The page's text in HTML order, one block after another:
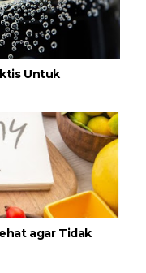
Untuk
agar Tidak